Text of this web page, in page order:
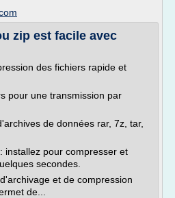
zip est facile avec
des fichiers rapide et
pour une transmission par
de données rar, 7z, tar,
installez pour compresser et
secondes.
et de compression
de...